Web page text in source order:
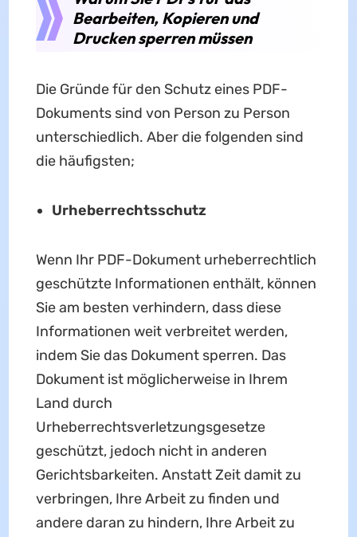
Bearbeiten, Kopieren und
Drucken sperren müssen
Die Gründe für den Schutz eines PDF-
Dokuments sind von Person zu Person
unterschiedlich. Aber die folgenden sind
die häufigsten;
Urheberrechtsschutz
Wenn Ihr PDF-Dokument urheberrechtlich
geschützte Informationen enthält, können
Sie am besten verhindern, dass diese
Informationen weit verbreitet werden,
indem Sie das Dokument sperren. Das
Dokument ist möglicherweise in Ihrem
Land durch
Urheberrechtsverletzungsgesetze
geschützt, jedoch nicht in anderen
Gerichtsbarkeiten. Anstatt Zeit damit zu
verbringen, Ihre Arbeit zu finden und
andere daran zu hindern, Ihre Arbeit zu